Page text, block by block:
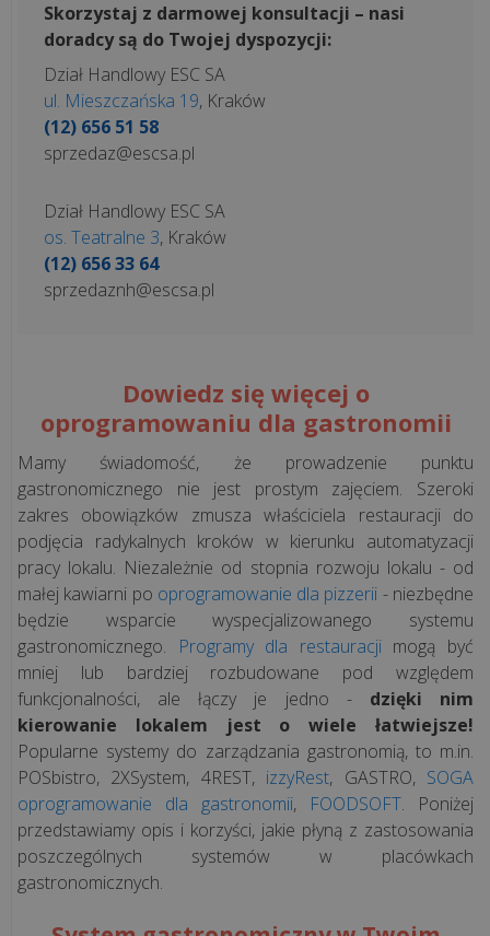
Skorzystaj z darmowej konsultacji – nasi
doradcy są do Twojej dyspozycji:
Dział Handlowy ESC SA
ul. Mieszczańska 19, Kraków
(12) 656 51 58
sprzedaz@escsa.pl
Dział Handlowy ESC SA
os. Teatralne 3, Kraków
(12) 656 33 64
sprzedaznh@escsa.pl
Dowiedz się więcej o
oprogramowaniu dla gastronomii
Mamy świadomość, że prowadzenie punktu
gastronomicznego nie jest prostym zajęciem. Szeroki
zakres obowiązków zmusza właściciela restauracji do
podjęcia radykalnych kroków w kierunku automatyzacji
pracy lokalu. Niezależnie od stopnia rozwoju lokalu - od
małej kawiarni po oprogramowanie dla pizzerii - niezbędne
będzie wsparcie wyspecjalizowanego systemu
gastronomicznego.
Programy dla restauracjimogą być
mniej lub bardziej rozbudowane pod względem
funkcjonalności, ale łączy je jedno - dzięki nim
kierowanie lokalem jest o wiele łatwiejsze!
Popularne systemy do zarządzania gastronomią, to m.in.
POSbistro, 2XSystem, 4REST, izzyRest, GASTRO, SOGA
oprogramowanie dla gastronomii, FOODSOFT. Poniżej
przedstawiamy opis i korzyści, jakie płyną z zastosowania
poszczególnych systemów w placówkach
gastronomicznych.